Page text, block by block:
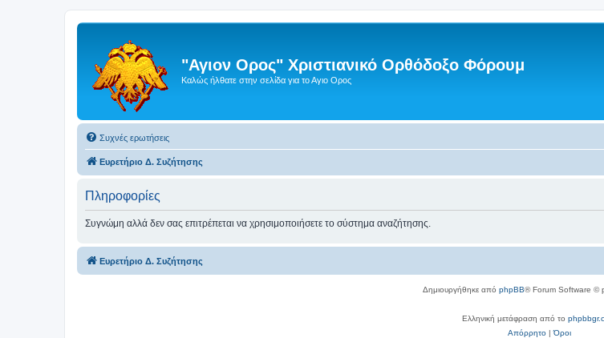
"Αγιον Ορος" Χριστιανικό Ορθόδοξο Φόρουμ
Καλώς ήλθατε στην σελίδα για το Αγιο Ορος
Συχνές ερωτήσεις
Ευρετήριο Δ. Συζήτησης
Πληροφορίες
Συγνώμη αλλά δεν σας επιτρέπεται να χρησιμοποιήσετε το σύστημα αναζήτησης.
Ευρετήριο Δ. Συζήτησης
Δημιουργήθηκε από phpBB® Forum Software ©
Ελληνική μετάφραση από το
Απόρρητο|Όροι